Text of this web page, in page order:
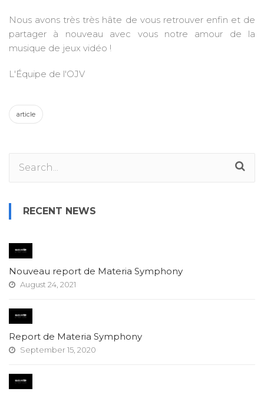
Nous avons très très hâte de vous retrouver enfin et de
partager à nouveau avec vous notre amour de la
musique de jeux vidéo !
L'Équipe de l'OJV
article
RECENT NEWS
Nouveau report de Materia Symphony
August 24, 2021
Report de Materia Symphony
September 15, 2020